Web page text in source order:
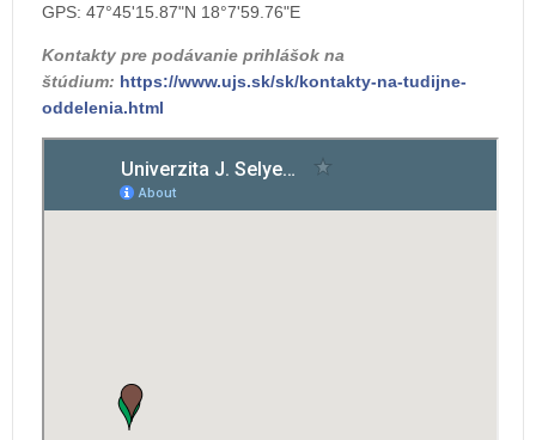
GPS: 47°45'15.87"N 18°7'59.76"E
Kontakty pre podávanie prihlášok na
štúdium: https://www.ujs.sk/sk/kontakty-na-tudijne-
oddelenia.html